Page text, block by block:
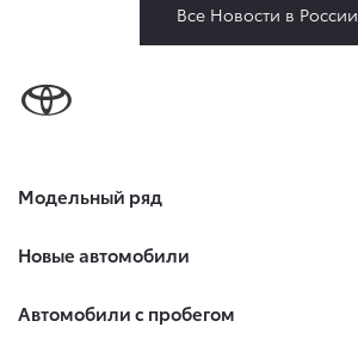
Все Новости в России
Модельный ряд
Новые автомобили
Автомобили с пробегом